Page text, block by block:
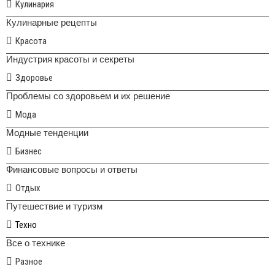
Кулинария
Кулинарные рецепты
Красота
Индустрия красоты и секреты
Здоровье
Проблемы со здоровьем и их решение
Мода
Модные тенденции
Бизнес
Финансовые вопросы и ответы
Отдых
Путешествие и туризм
Техно
Все о технике
Разное